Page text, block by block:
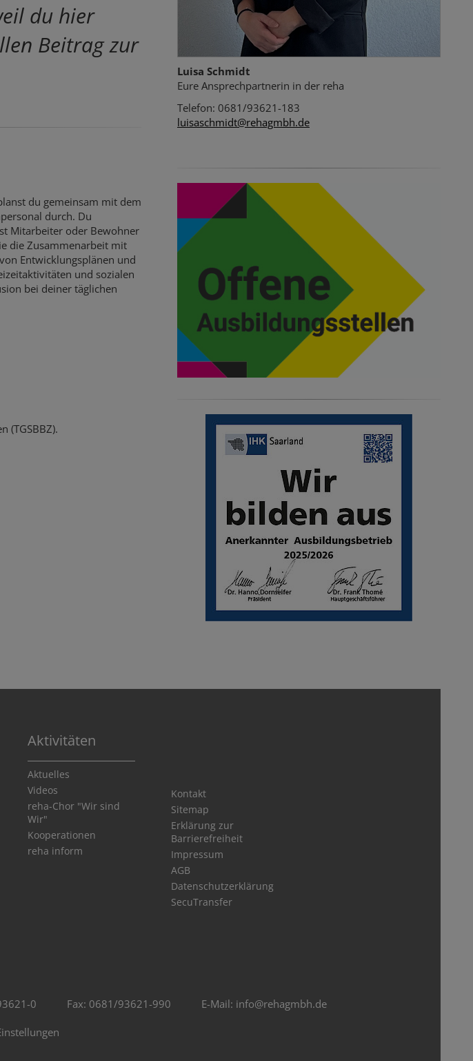
du hier
Beitrag zur
du gemeinsam mit dem
durch. Du
Mitarbeiter oder Bewohner
die Zusammenarbeit mit
Entwicklungsplänen und
und sozialen
bei deiner täglichen
(TGSBBZ).
Luisa Schmidt
Eure Ansprechpartnerin in der reha
Telefon: 0681/93621-183
luisaschmidt@rehagmbh.de
Aktivitäten
Aktuelles
Videos
reha-Chor "Wir sind
Wir"
Kooperationen
reha inform
Kontakt
Sitemap
Erklärung zur
Barrierefreiheit
Impressum
AGB
Datenschutzerklärung
SecuTransfer
0 Fax: 0681/93621-990 E-Mail: info@rehagmbh.de